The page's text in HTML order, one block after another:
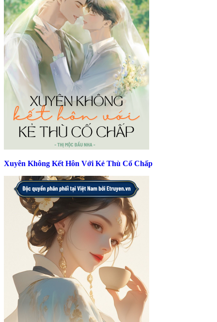
Xuyên Không Kết Hôn Với Kẻ Thù Cố Chấp